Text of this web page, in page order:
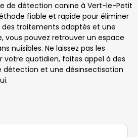
de détection canine à Vert-le-Petit
fiable et rapide pour éliminer
des traitements adaptés et une
vous pouvez retrouver un espace
nuisibles. Ne laissez pas les
votre quotidien, faites appel à des
détection et une désinsectisation